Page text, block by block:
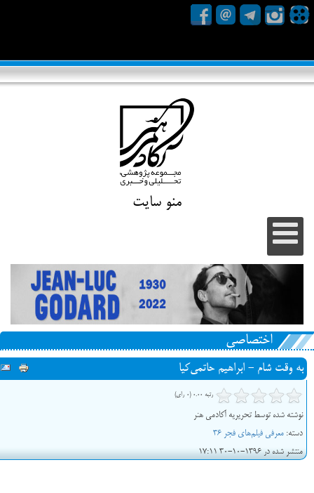
منو سایت
اختصاصی
به وقت شام - ابراهیم حاتمی‌کیا
رتبه 0.00 (0 رای)
نوشته شده توسط تحریریه آکادمی هنر
دسته: معرفی فیلم‌های فجر 36
منتشر شده در 1396-10-30 17:11